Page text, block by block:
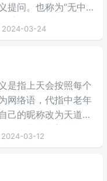
提问。也称为“无中
这个朋友就是自己。
2024-03-24
是指上天会按照每个
网络语，代指中老年
己的昵称改为天道酬
道酬勤和上善若水深
性用户的青睐。
2024-03-12